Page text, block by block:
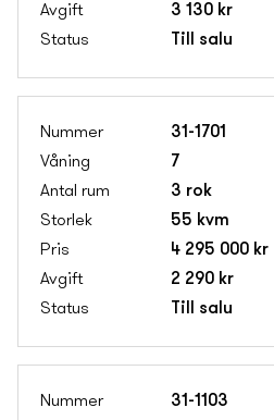
3 130 kr
Till salu
31-1701
7
3 rok
55 kvm
4 295 000 kr
2 290 kr
Till salu
31-1103